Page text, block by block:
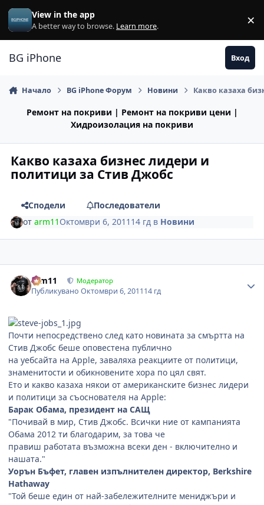
Премини към съдържанието
View in the app
A better way to browse. Learn more. ×
BG iPhone Вход
Начало BG iPhone Форум Новини Какво казаха
Ремонт на покриви | Ремонт на покриви цени |
Хидроизолация на покриви
Какво казаха бизнес лидери и
политици за Стив Джобс
Сподели
Последователи
отarm11 Октомври 6, 2011 14 гд в Новини
arm11 Модератор
ПубликуваноОктомври 6, 201114 гд
Почти непосредствено след като новината за смъртта на
Стив Джобс беше оповестена публично
на уебсайта на Apple, заваляха реакциите от политици,
знаменитости и обикновените хора по цял свят.
Ето и какво казаха някои от американските бизнес лидери
и политици за съоснователя на Apple:
Барак Обама, президент на САЩ
"Почивай в мир, Стив Джобс. Всички ние от кампанията
Обама 2012 ти благодарим, за това че
правиш работата възможна всеки ден - включително и
нашата."
Уорън Бъфет, главен изпълнителен директор, Berkshire
Hathaway
"Той беше един от най-забележителните мениджъри и